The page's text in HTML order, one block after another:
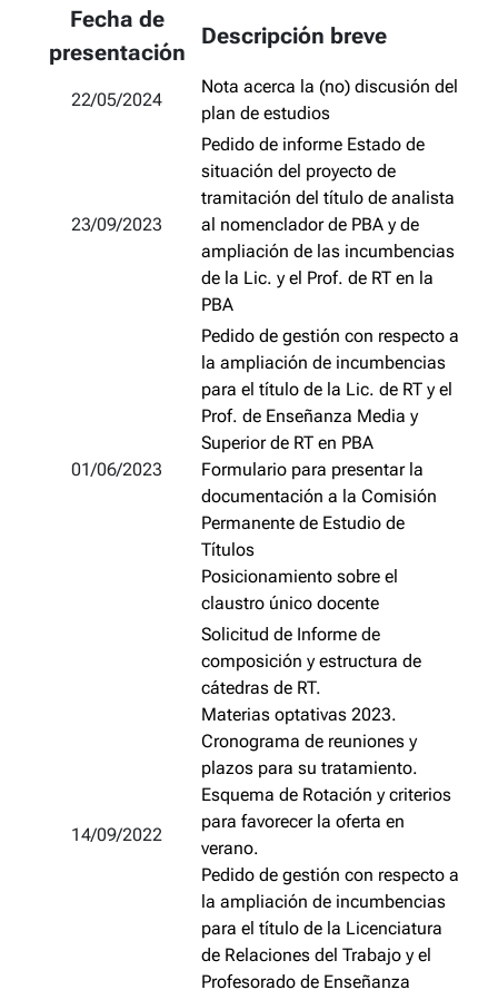
Fecha de
presentación
Descripción breve
22/05/2024
Nota acerca la (no) discusión del
plan de estudios
23/09/2023
Pedido de informe Estado de
situación del proyecto de
tramitación del título de analista
al nomenclador de PBA y de
ampliación de las incumbencias
de la Lic. y el Prof. de RT en la
PBA
01/06/2023
Pedido de gestión con respecto a
la ampliación de incumbencias
para el título de la Lic. de RT y el
Prof. de Enseñanza Media y
Superior de RT en PBA
Formulario para presentar la
documentación a la Comisión
Permanente de Estudio de
Títulos
Posicionamiento sobre el
claustro único docente
14/09/2022
Solicitud de Informe de
composición y estructura de
cátedras de RT.
Materias optativas 2023.
Cronograma de reuniones y
plazos para su tratamiento.
Esquema de Rotación y criterios
para favorecer la oferta en
verano.
Pedido de gestión con respecto a
la ampliación de incumbencias
para el título de la Licenciatura
de Relaciones del Trabajo y el
Profesorado de Enseñanza